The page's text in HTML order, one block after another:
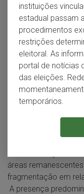
instituições
estadual passam
procedimentos
restrições
eleitoral. As
portal de notícias
das eleições.
temporários.
Os domínios da
por toda a faixa
ao interior no
1.110.182 km². É
Constituição Federal
vezes maior do que
refúgio para
flora, incluindo
extrema
hídricos e para o
áreas
fragmentação em
A presença